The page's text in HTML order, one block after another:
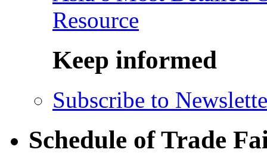
Resource
Keep informed
Subscribe to
Schedule of Trade